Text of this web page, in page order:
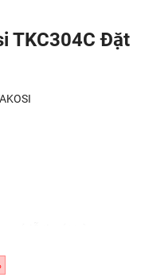
TKC304C Đặt
có lỗ thoát tràn